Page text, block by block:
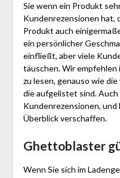
Sie wenn ein Produkt
Kundenrezensionen hat,
Produkt auch
ein persönlicher
einfließt, aber viele
täuschen. Wir
zu lesen, genauso wie
die aufgelistet sind.
Kundenrezensionen, und
Überblick verschaffen.
Ghettoblaster
Wenn Sie sich im